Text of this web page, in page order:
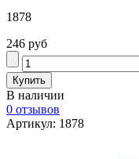
1878
246 руб
В наличии
0 отзывов
Артикул: 1878